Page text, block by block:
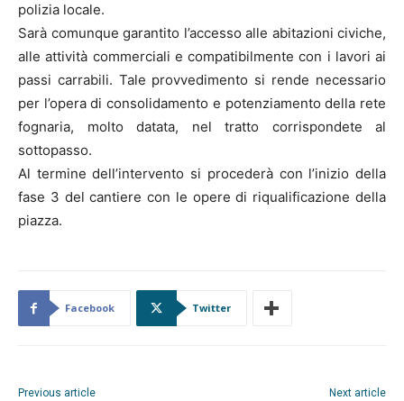
polizia locale.
Sarà comunque garantito l’accesso alle abitazioni civiche,
alle attività commerciali e compatibilmente con i lavori ai
passi carrabili. Tale provvedimento si rende necessario
per l’opera di consolidamento e potenziamento della rete
fognaria, molto datata, nel tratto corrispondete al
sottopasso.
Al termine dell’intervento si procederà con l’inizio della
fase 3 del cantiere con le opere di riqualificazione della
piazza.
Facebook Twitter
Previous article Next article